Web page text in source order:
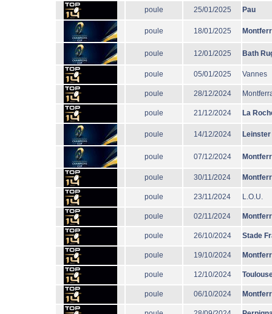
poule 25/01/2025 Pau
poule 18/01/2025
poule 12/01/2025 Bath
poule 05/01/2025 Vannes
poule 28/12/2024
poule 21/12/2024 La
poule 14/12/2024 Leinster
poule 07/12/2024
poule 30/11/2024
poule 23/11/2024 L.O.U.
poule 02/11/2024
poule 26/10/2024 Stade
poule 19/10/2024
poule 12/10/2024
poule 06/10/2024